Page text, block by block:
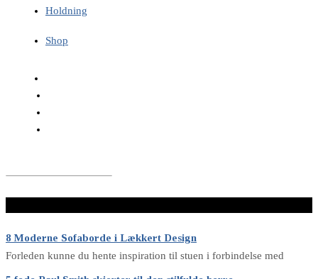
Holdning
Shop
8 Moderne Sofaborde i Lækkert Design
Forleden kunne du hente inspiration til stuen i forbindelse med